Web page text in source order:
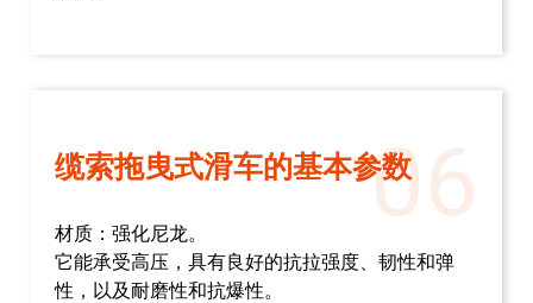
06
缆索拖曳式滑车的基本参数
材质：强化尼龙。
它能承受高压，具有良好的抗拉强度、韧性和弹
性，以及耐磨性和抗爆性。